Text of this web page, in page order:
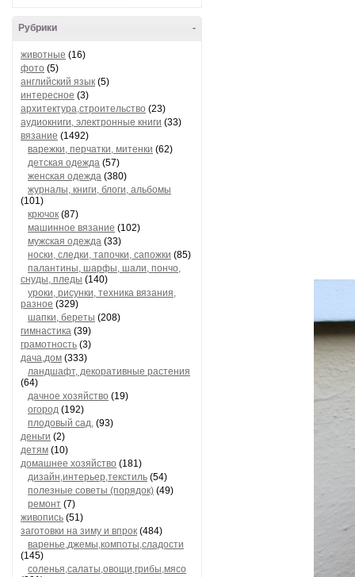
-
Рубрики
животные (16)
фото (5)
английский язык (5)
интересное (3)
архитектура,строительство (23)
аудиокниги, электронные книги (33)
вязание (1492)
варежки, перчатки, митенки (62)
детская одежда (57)
женская одежда (380)
журналы, книги, блоги, альбомы
(101)
крючок (87)
машинное вязание (102)
мужская одежда (33)
носки, следки, тапочки, сапожки (85)
палантины, шарфы, шали, пончо,
снуды, пледы (140)
уроки, рисунки, техника вязания,
разное (329)
шапки, береты (208)
гимнастика (39)
грамотность (3)
дача,дом (333)
ландшафт, декоративные растения
(64)
дачное хозяйство (19)
огород (192)
плодовый сад, (93)
деньги (2)
детям (10)
домашнее хозяйство (181)
дизайн,интерьер,текстиль (54)
полезные советы (порядок) (49)
ремонт (7)
живопись (51)
заготовки на зиму и впрок (484)
варенье,джемы,компоты,сладости
(145)
соленья,салаты,овощи,грибы,мясо